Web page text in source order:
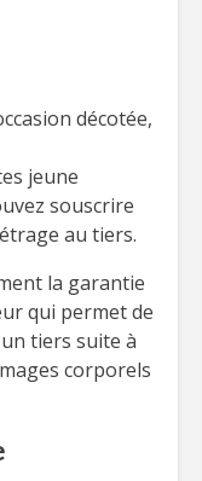
décotée,
jeune
souscrire
au tiers.
la garantie
qui permet de
tiers suite à
corporels